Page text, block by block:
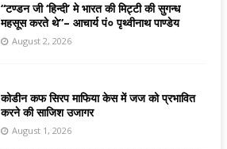
“टण्डन जी ‘हिन्दी’ मे भारत की मिट्टी की सुगन्ध
महसूस करते थे”– आचार्य पं० पृथ्वीनाथ पाण्डेय
August 2, 2026
कोडीन कफ सिरप माफिया केस में जज को प्रभावित
करने की साजिश उजागर
August 1, 2026